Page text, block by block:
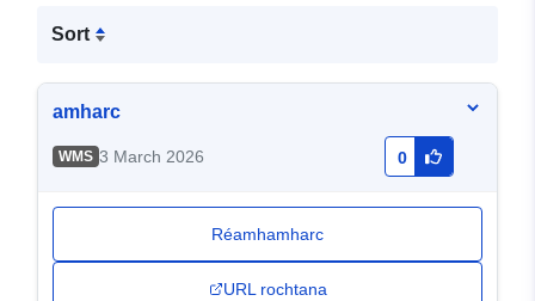
Sort
amharc
WMS 3 March 2026 0
Réamhamharc
URL rochtana